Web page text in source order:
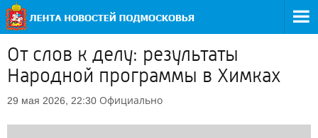
От слов к делу: результаты
Народной программы в Химках
29 мая 2026, 22:30 Официально